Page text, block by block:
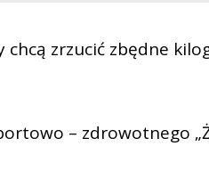
zrzucić zbędne
– zdrowotnego